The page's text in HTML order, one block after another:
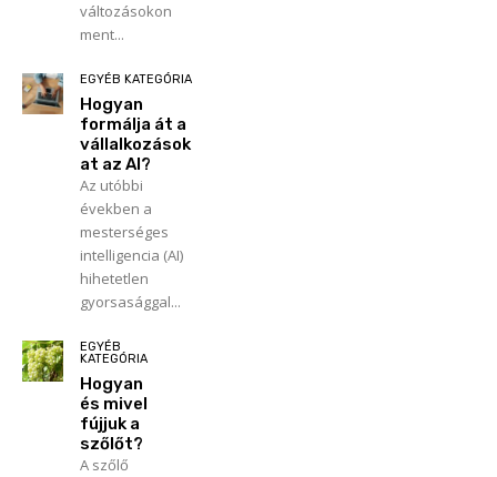
változásokon
ment...
EGYÉB KATEGÓRIA
Hogyan
formálja át a
vállalkozások
at az AI?
Az utóbbi
években a
mesterséges
intelligencia (AI)
hihetetlen
gyorsasággal...
EGYÉB
KATEGÓRIA
Hogyan
és mivel
fújjuk a
szőlőt?
A szőlő